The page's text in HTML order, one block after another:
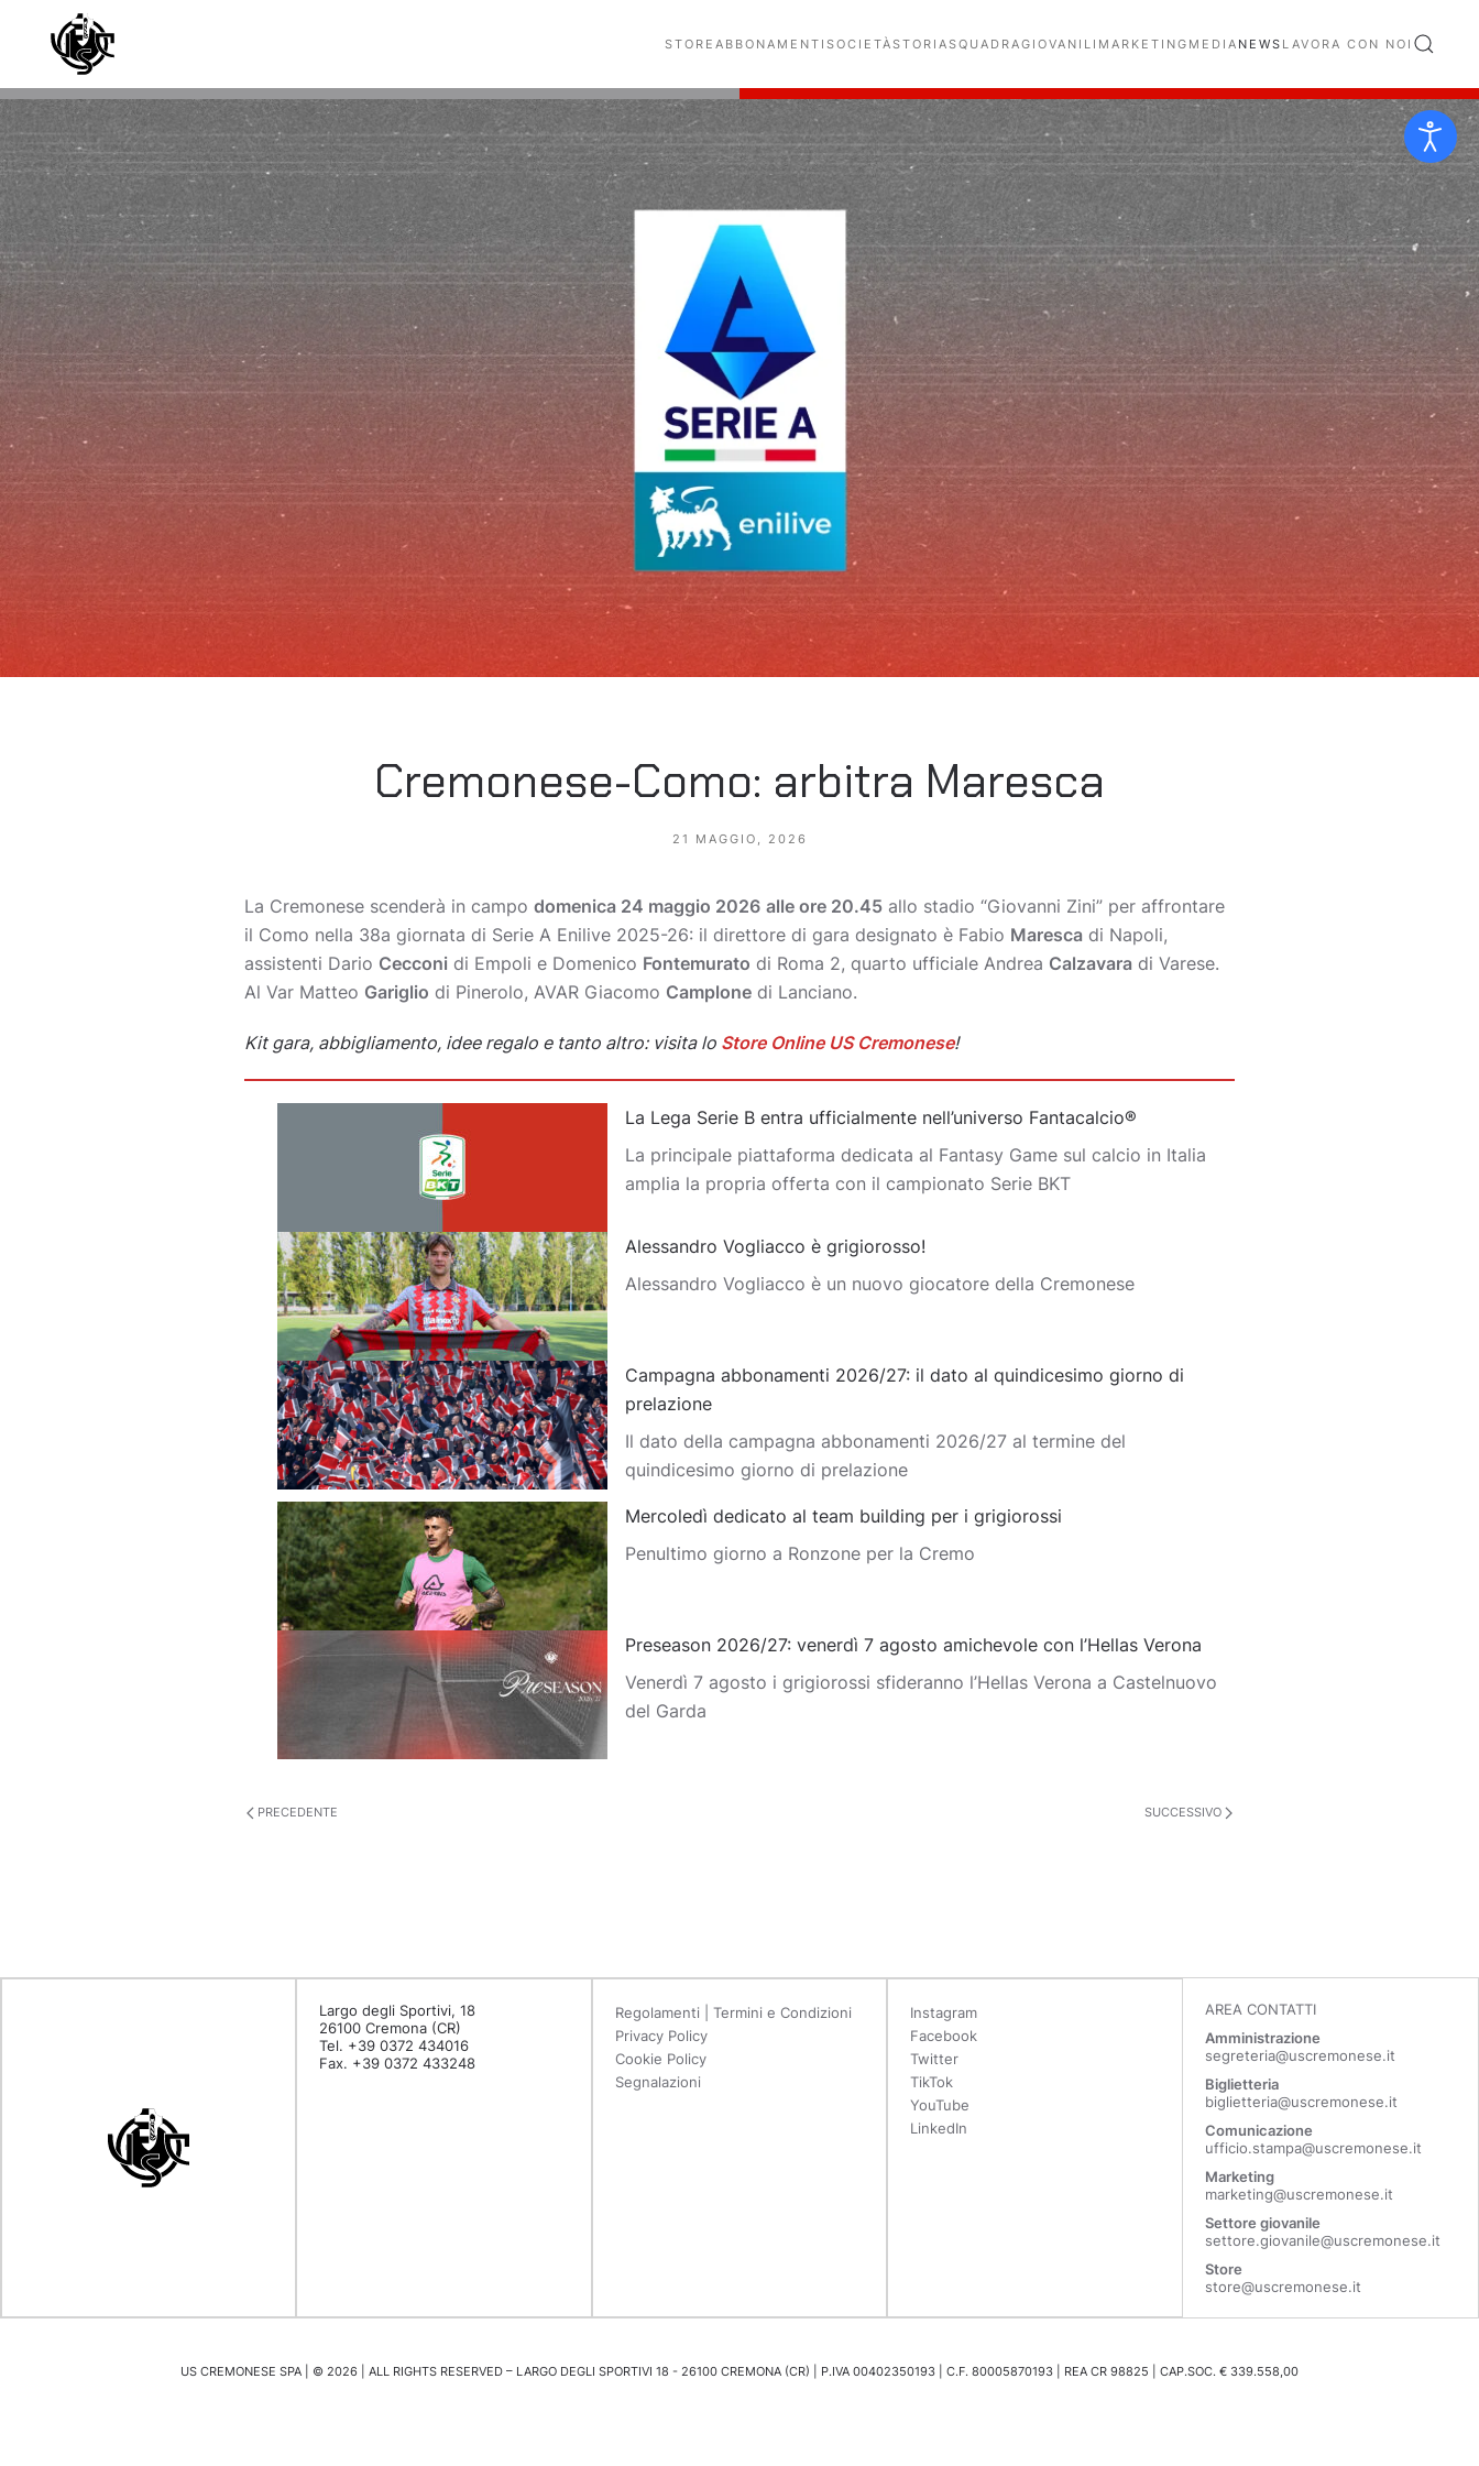
Skip to main content STORE ABBONAMENTI SOCIETÀSTORIASQUADRAGIOVANILI MARKETING MEDIA NEWS LAVORA CON NOI
Cremonese-Como: arbitra Maresca
21 MAGGIO, 2026
La Cremonese scenderà in campo domenica 24 maggio 2026 alle ore 20.45 allo stadio “Giovanni Zini” per affrontare
il Como nella 38a giornata di Serie A Enilive 2025-26: il direttore di gara designato è Fabio Maresca di Napoli,
assistenti Dario Cecconi di Empoli e Domenico Fontemurato di Roma 2, quarto ufficiale Andrea Calzavara di Varese.
Al Var Matteo Gariglio di Pinerolo, AVAR Giacomo Camplone di Lanciano.
Kit gara, abbigliamento, idee regalo e tanto altro: visita lo Store Online US Cremonese!
La Lega Serie B entra ufficialmente nell’universo Fantacalcio®
La principale piattaforma dedicata al Fantasy Game sul calcio in Italia
amplia la propria offerta con il campionato Serie BKT
Alessandro Vogliacco è grigiorosso!
Alessandro Vogliacco è un nuovo giocatore della Cremonese
Campagna abbonamenti 2026/27: il dato al quindicesimo giorno di
prelazione
Il dato della campagna abbonamenti 2026/27 al termine del
quindicesimo giorno di prelazione
Mercoledì dedicato al team building per i grigiorossi
Penultimo giorno a Ronzone per la Cremo
Preseason 2026/27: venerdì 7 agosto amichevole con l’Hellas Verona
Venerdì 7 agosto i grigiorossi sfideranno l’Hellas Verona a Castelnuovo
del Garda
PRECEDENTE SUCCESSIVO
Largo degli Sportivi, 18
26100 Cremona (CR)
Tel. +39 0372 434016
Fax. +39 0372 433248
Regolamenti | Termini e Condizioni
Privacy Policy
Cookie Policy
Segnalazioni
Instagram
Facebook
Twitter
TikTok
YouTube
LinkedIn
AREA CONTATTI
Amministrazione
segreteria@uscremonese.it
Biglietteria
biglietteria@uscremonese.it
Comunicazione
ufficio.stampa@uscremonese.it
Marketing
marketing@uscremonese.it
Settore giovanile
settore.giovanile@uscremonese.it
Store
store@uscremonese.it
US CREMONESE SPA | © 2026 | ALL RIGHTS RESERVED – LARGO DEGLI SPORTIVI 18 - 26100 CREMONA (CR) | P.IVA 00402350193 | C.F. 80005870193 | REA CR 98825 | CAP.SOC. € 339.558,00